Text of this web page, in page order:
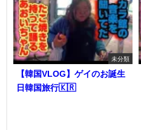
未分類
【韓国VLOG】ゲイのお誕生
日韓国旅行🇰🇷